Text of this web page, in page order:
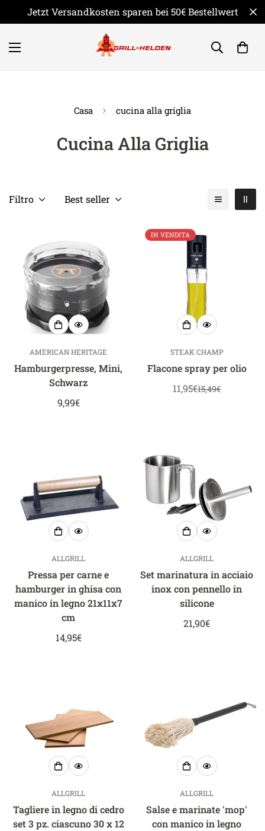
Jetzt Versandkosten sparen bei 50€ Bestellwert
Casa cucina alla griglia
Cucina Alla Griglia
Filtro Best seller
AMERICAN HERITAGE
Hamburgerpresse, Mini,
Schwarz
Prezzo
9,99€
IN VENDITA
STEAK CHAMP
Flacone spray per olio
Prezzo
11,95€Prezzo
15,49€
ALLGRILL
Pressa per carne e
hamburger in ghisa con
manico in legno 21x11x7
cm
Prezzo
14,95€
ALLGRILL
Set marinatura in acciaio
inox con pennello in
silicone
Prezzo
21,90€
ALLGRILL
Tagliere in legno di cedro
set 3 pz. ciascuno 30 x 12
ALLGRILL
Salse e marinate 'mop'
con manico in legno